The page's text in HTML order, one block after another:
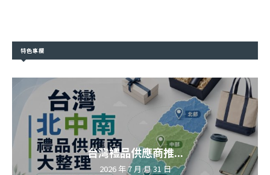
特色專欄
台灣禮品供應商推...
2026 年 7 月 月 31 日